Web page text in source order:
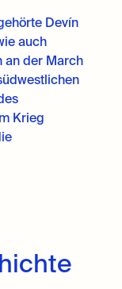
Devín
auch
an der March
Krieg